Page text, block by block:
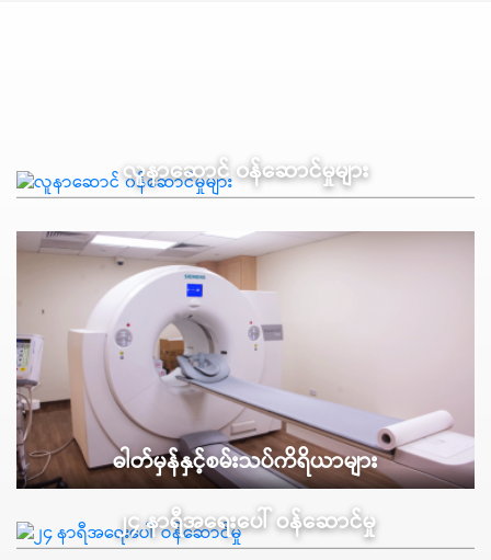
လူနာဆောင် ၀န်ဆောင်မှုများ
ဓါတ်မှန်နှင့်စမ်းသပ်ကိရိယာများ
၂၄ နာရီအရေးပေါ် ဝန်ဆောင်မှု